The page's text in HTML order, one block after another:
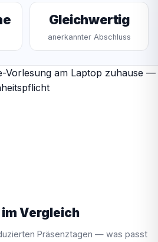
Gleichwertig
anerkannter Abschluss
Vergleich
Präsenztagen — was passt